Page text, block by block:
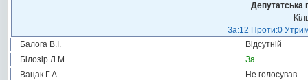
Депутатська
За:12 Проти:0
Балога В.І.
Відсутній
Білозір Л.М.
За
Вацак Г.А.
Не голосував